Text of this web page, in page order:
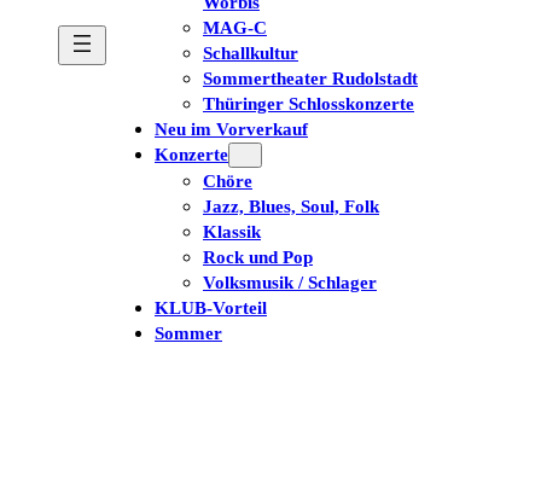
MAG-C
Schallkultur
Sommertheater Rudolstadt
Thüringer Schlosskonzerte
Neu im Vorverkauf
Konzerte
Chöre
Jazz, Blues, Soul, Folk
Klassik
Rock und Pop
Volksmusik / Schlager
KLUB-Vorteil
Sommer